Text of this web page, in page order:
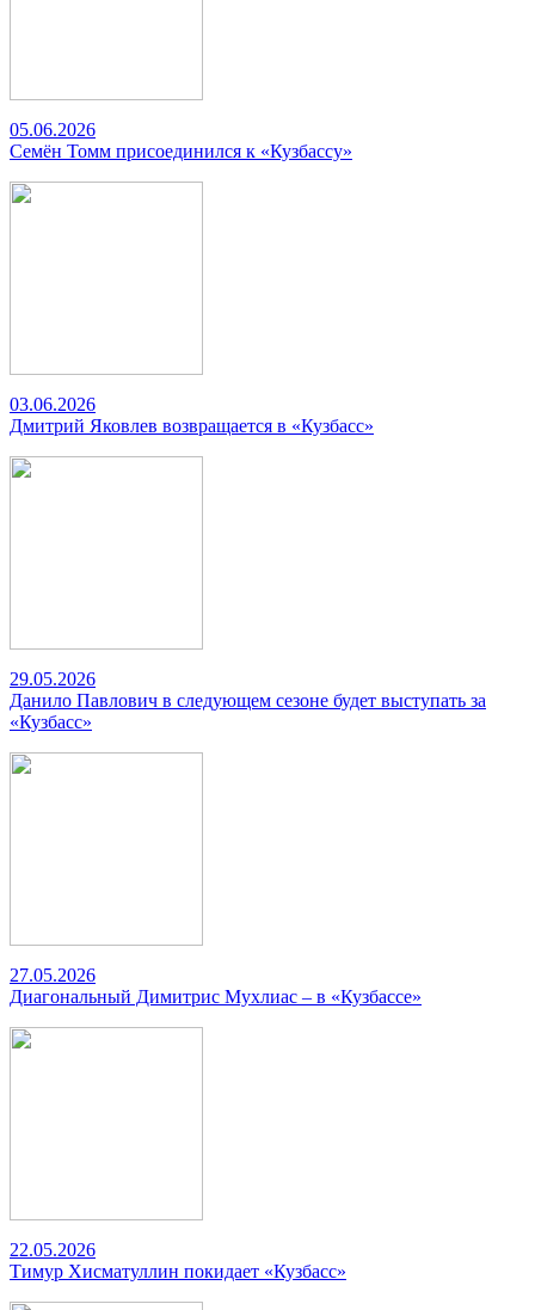
05.06.2026
Семён Томм присоединился к «Кузбассу»
03.06.2026
Дмитрий Яковлев возвращается в «Кузбасс»
29.05.2026
Данило Павлович в следующем сезоне будет выступать за
«Кузбасс»
27.05.2026
Диагональный Димитрис Мухлиас – в «Кузбассе»
22.05.2026
Тимур Хисматуллин покидает «Кузбасс»